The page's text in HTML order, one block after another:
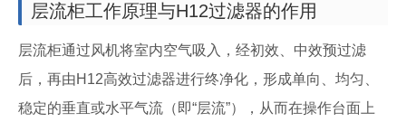
层流柜工作原理与H12过滤器的作用
层流柜通过风机将室内空气吸入，经初效、中效预过滤
后，再由H12高效过滤器进行终净化，形成单向、均匀、
稳定的垂直或水平气流（即“层流”），从而在操作台面上